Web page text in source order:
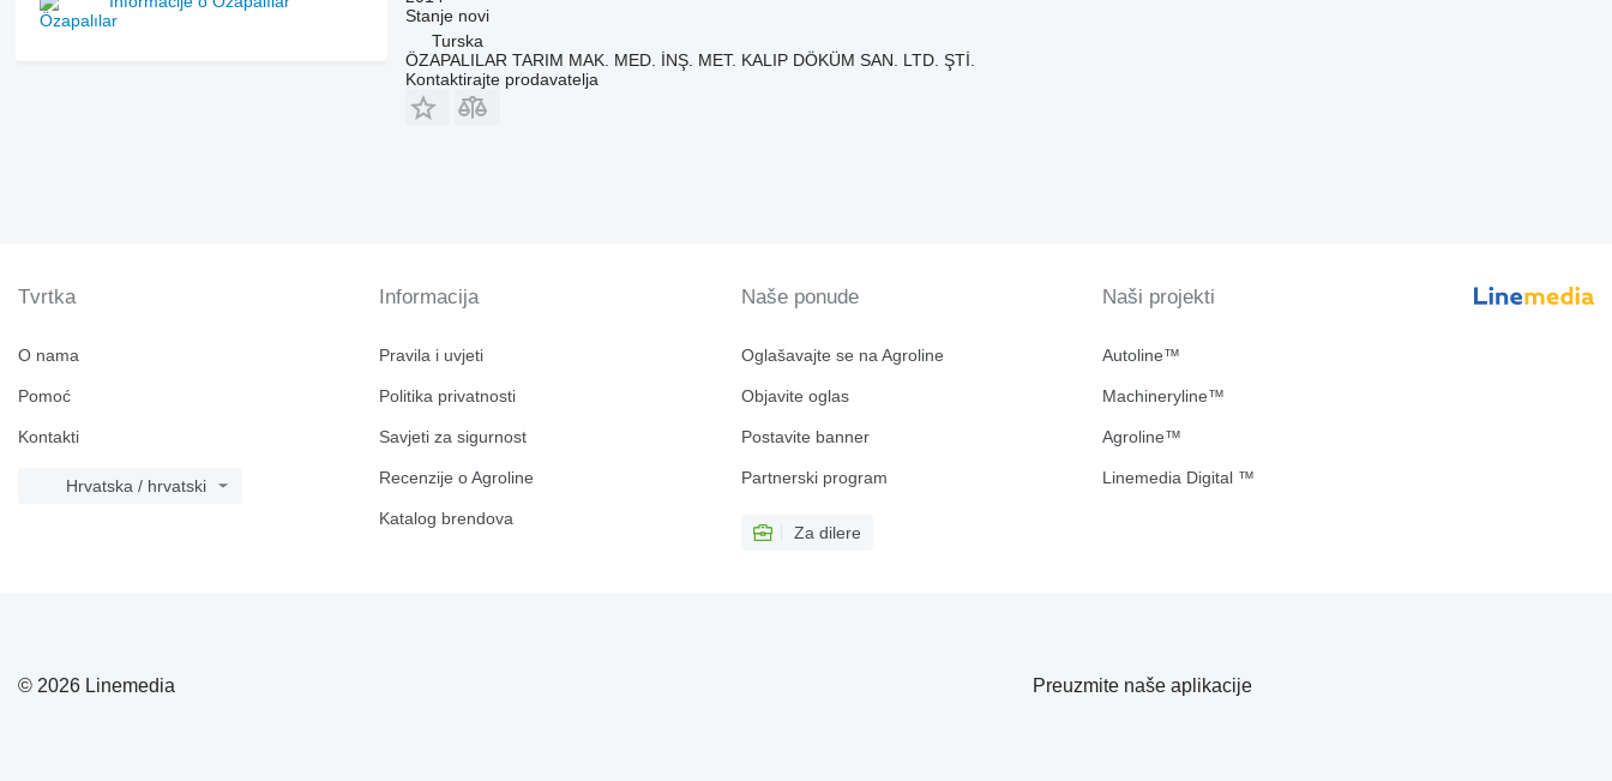
Stanjenovi
Turska
ÖZAPALILAR TARIM MAK. MED. İNŞ. MET. KALIP DÖKÜM SAN. LTD. ŞTİ.
Kontaktirajte prodavatelja
Tvrtka
O nama
Pomoć
Kontakti
Hrvatska / hrvatski
Informacija
Pravila i uvjeti
Politika privatnosti
Savjeti za sigurnost
Recenzije o Agroline
Katalog brendova
Naše ponude
Oglašavajte se na Agroline
Objavite oglas
Postavite banner
Partnerski program
Za dilere
Naši projekti
Autoline™
Machineryline™
Agroline™
Linemedia Digital ™
© 2026 Linemedia Preuzmite naše aplikacije